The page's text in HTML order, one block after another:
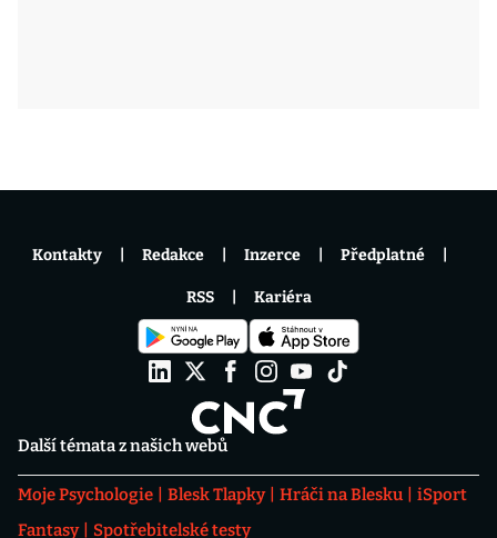
Další témata z našich webů
Moje Psychologie Blesk Tlapky Hráči na Blesku
iSport
Fantasy
Spotřebitelské testy
Kontakty Redakce Inzerce Předplatné
RSS Kariéra